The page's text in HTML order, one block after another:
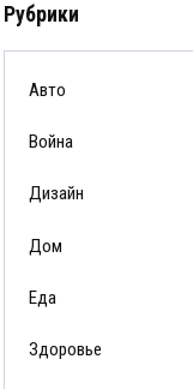
Рубрики
Авто
Война
Дизайн
Дом
Еда
Здоровье